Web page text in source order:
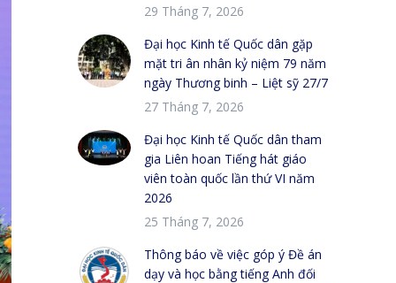
29 Tháng 7, 2026
Đại học Kinh tế Quốc dân gặp
mặt tri ân nhân kỷ niệm 79 năm
ngày Thương binh – Liệt sỹ 27/7
27 Tháng 7, 2026
Đại học Kinh tế Quốc dân tham
gia Liên hoan Tiếng hát giáo
viên toàn quốc lần thứ VI năm
2026
25 Tháng 7, 2026
Thông báo về việc góp ý Đề án
dạy và học bằng tiếng Anh đối